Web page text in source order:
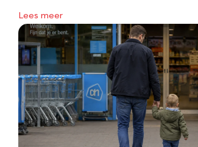
Lees meer